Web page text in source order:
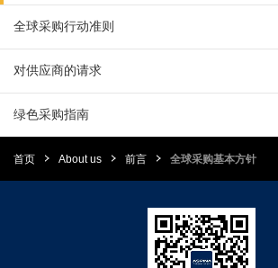
全球采购行动准则
对供应商的请求
绿色采购指南
首页 About us 前言 全球采购基本方针